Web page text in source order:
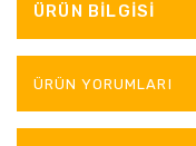
ÜRÜN BILGISI
ÜRÜN YORUMLARI